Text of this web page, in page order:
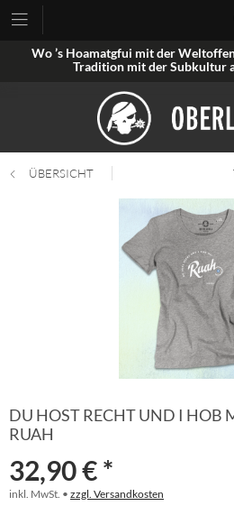
Wo ’s Hoamatgfui mit der
Tradition mit der Subkultur
ÜBERSICHT
DU HOST RECHT UND I HOB
RUAH
32,90 € *
inkl. MwSt. • zzgl. Versandkosten